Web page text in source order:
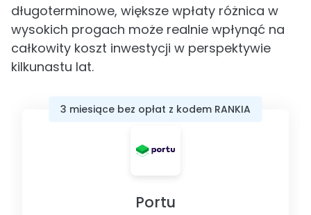
długoterminowe, większe wpłaty różnica w
wysokich progach może realnie wpłynąć na
całkowity koszt inwestycji w perspektywie
kilkunastu lat.
3 miesiące bez opłat z kodem RANKIA
Portu